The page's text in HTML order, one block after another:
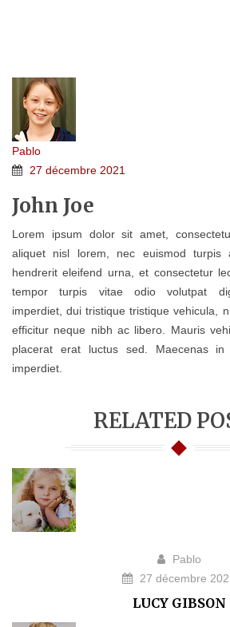
Pablo
27 décembre 2021
John Joe
Lorem ipsum dolor sit amet,
aliquet nisl lorem, nec euismod turpis
hendrerit eleifend urna, et consectetur
tempor turpis vitae odio volutpat
imperdiet, dui tristique tristique vehicula,
efficitur neque nibh ac libero. Mauris
placerat erat luctus sed. Maecenas
imperdiet.
RELATED
Pablo
27 décembre
LUCY GIBSON